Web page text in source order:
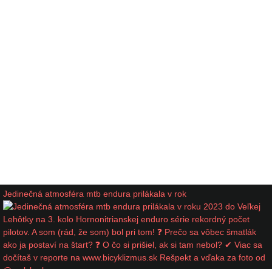
Jedinečná atmosféra mtb endura prilákala v rok